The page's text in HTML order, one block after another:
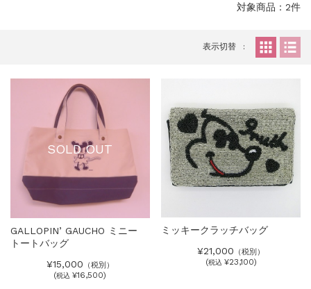
対象商品：2件
表示切替
SOLD OUT
GALLOPIN’ GAUCHO ミニー
トートバッグ
¥15,000 （税別）
(税込 ¥16,500)
ミッキークラッチバッグ
¥21,000 （税別）
(税込 ¥23,100)